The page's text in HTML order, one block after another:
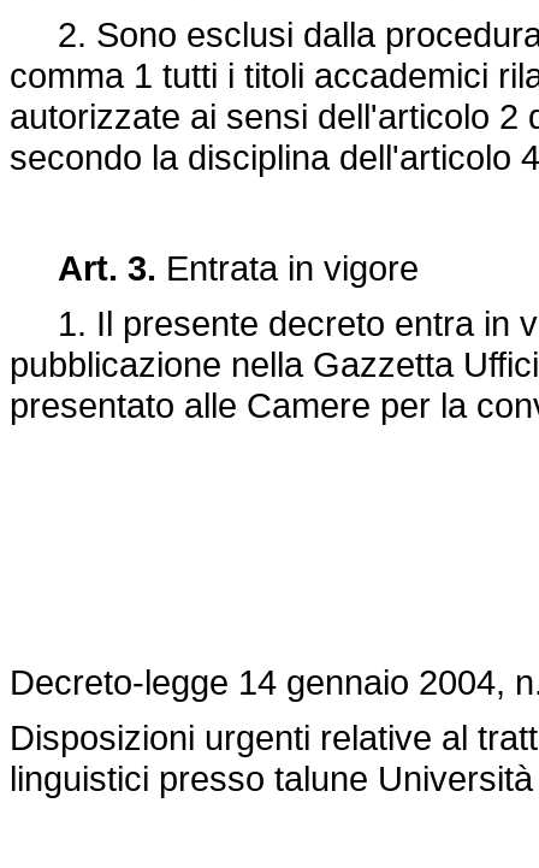
2. Sono esclusi dalla
comma 1 tutti i titoli accademici
autorizzate ai sensi dell'articolo 2
secondo la disciplina dell'articolo
Art. 3. Entrata in vigore
1. Il presente decreto entra in
pubblicazione nella Gazzetta
presentato alle Camere per la
Decreto-legge 14 gennaio 2004,
Disposizioni urgenti relative al
linguistici presso talune